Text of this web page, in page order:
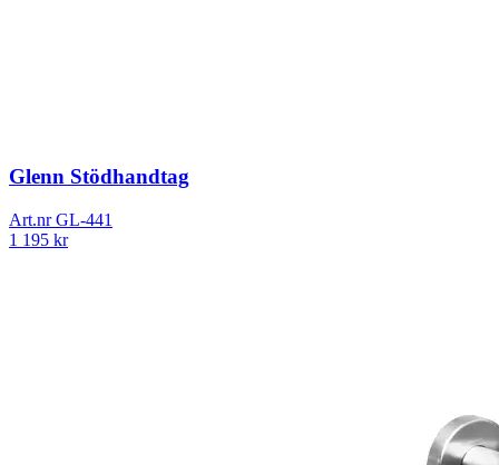
Glenn Stödhandtag
Art.nrGL-441
1 195 kr